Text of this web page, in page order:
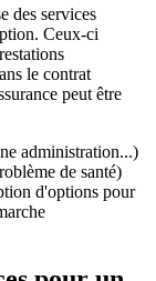
des services
Ceux-ci
le contrat
peut être
administration...)
de santé)
d'options pour